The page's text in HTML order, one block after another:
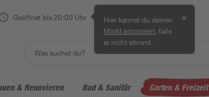
Geöffnet bis 20:00 Uhr Hier kannst du deinen
Markt anpassen , falls
er nicht stimmt.
✕
& Renovieren Bad & Sanitär Garten & Freizeit